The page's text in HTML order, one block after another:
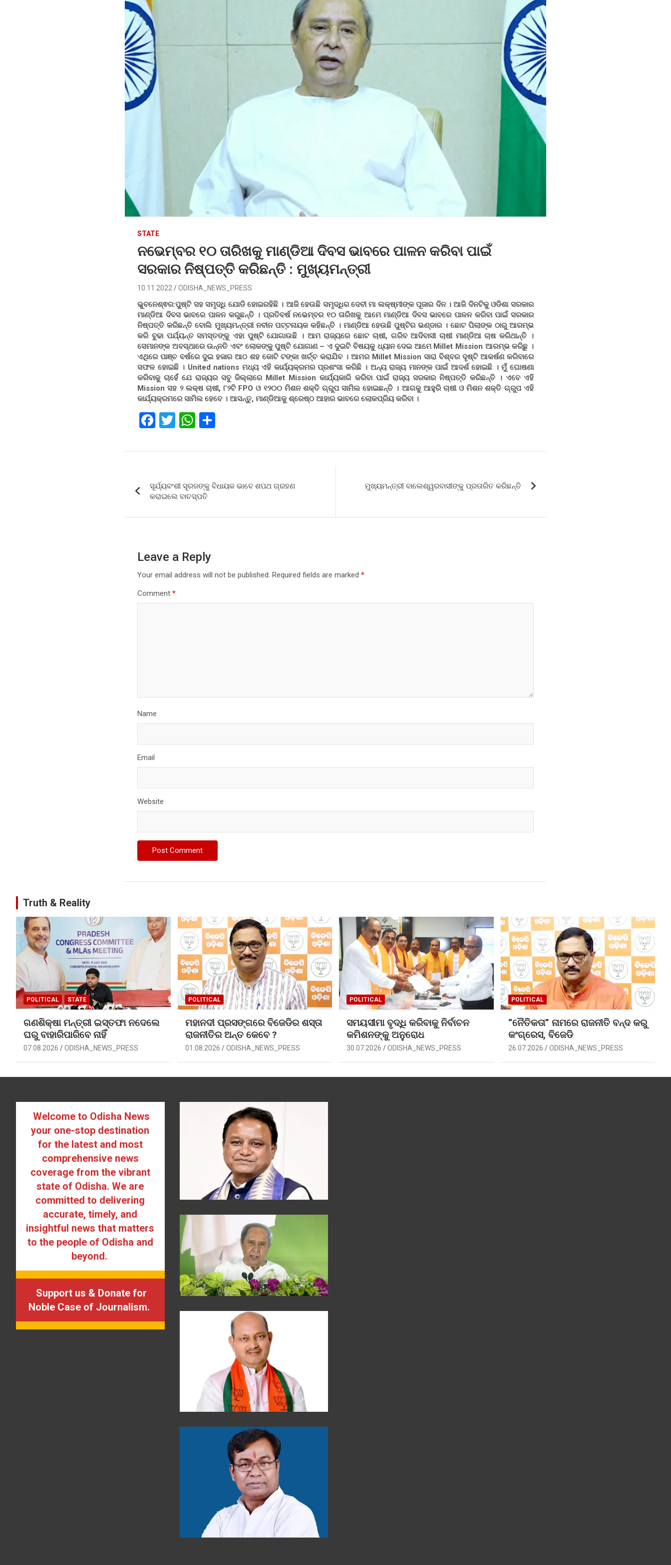
STATE
ନଭେମ୍ବର ୧୦ ତାରିଖକୁ ମାଣ୍ଡିଆ ଦିବସ ଭାବରେ ପାଳନ କରିବା ପାଇଁ
ସରକାର ନିଷ୍ପତ୍ତି କରିଛନ୍ତି : ମୁଖ୍ୟମନ୍ତ୍ରୀ
10.11.2022 ODISHA_NEWS_PRESS
ଭୁବନେଶ୍ଵର:ପୁଷ୍ଟି ସହ ସମୃଦ୍ଧି ଯୋଡି ହୋଇରହିଛି । ଆଜି ହେଉଛି ସମୃଦ୍ଧିର ଦେବୀ ମା ଲକ୍ଷ୍ମୀଙ୍କ ପୂଜାର ଦିନ । ଆଜି ଦିନଟିକୁ ଓଡିଶା ସରକାର
ମାଣ୍ଡିଆ ଦିବସ ଭାବରେ ପାଳନ କରୁଛନ୍ତି । ପ୍ରତିବର୍ଷ ନଭେମ୍ବର ୧୦ ତାରିଖକୁ ଆମେ ମାଣ୍ଡିଆ ଦିବସ ଭାବରେ ପାଳନ କରିବା ପାଇଁ ସରକାର
ନିଷ୍ପତ୍ତି କରିଛନ୍ତି ବୋଲି ମୁଖ୍ୟମନ୍ତ୍ରୀ ନବୀନ ପଟ୍ଟନାୟକ କହିଛନ୍ତି । ମାଣ୍ଡିଆ ହେଉଛି ପୁଷ୍ଟିର ଭଣ୍ଡାର । ଛୋଟ ପିଲାଙ୍କ ଠାରୁ ଆରମ୍ଭ
କରି ବୁଢା ପର୍ଯ୍ୟନ୍ତ ସମସ୍ତଙ୍କୁ ଏହା ପୁଷ୍ଟି ଯୋଗାଉଛି । ଆମ ରାଜ୍ୟରେ ଛୋଟ ଚାଷୀ, ଗରିବ ଆଦିବାସୀ ଚାଷୀ ମାଣ୍ଡିଆ ଚାଷ କରିଥାନ୍ତି ।
ସେମାନଙ୍କ ଅବସ୍ଥାରେ ଉନ୍ନତି ଏବଂ ଲୋକଙ୍କୁ ପୁଷ୍ଟି ଯୋଗାଣ – ଏ ଦୁଇଟି ବିଷୟକୁ ଧ୍ୟାନ ଦେଇ ଆମେ Millet Mission ଆରମ୍ଭ କରିଛୁ ।
ଏଥିରେ ପାଞ୍ଚ ବର୍ଷରେ ଦୁଇ ହଜାର ଆଠ ଶହ କୋଟି ଟଙ୍କା ଖର୍ଚ୍ଚ କରାଯିବ । ଆମର Millet Mission ସାରା ବିଶ୍ବର ଦୃଷ୍ଟି ଆକର୍ଷଣ କରିବାରେ
ସଫଳ ହୋଇଛି । United nations ମଧ୍ୟ ଏହି କାର୍ଯ୍ୟକ୍ରମର ପ୍ରଶଂସା କରିଛି । ଅନ୍ୟ ରାଜ୍ୟ ମାନଙ୍କ ପାଇଁ ଆଦର୍ଶ ହୋଇଛି । ମୁଁ ଘୋଷଣା
କରିବାକୁ ଚାହେଁ ଯେ ରାଜ୍ୟର ସବୁ ଜିଲ୍ଲାରେ Millet Mission କାର୍ଯ୍ୟକାରି କରିବା ପାଇଁ ରାଜ୍ୟ ସରକାର ନିଷ୍ପତ୍ତି କରିଛନ୍ତି । ଏବେ ଏହି
Mission ସହ ୨ ଲକ୍ଷ ଚାଷୀ, ୮୨ଟି FPO ଓ ୧୨୦୦ ମିଶନ ଶକ୍ତି ଗ୍ରୁପ ସାମିଲ ହୋଇଛନ୍ତି । ଆଗକୁ ଆହୁରି ଚାଷୀ ଓ ମିଶନ ଶକ୍ତି ଗ୍ରୁପ ଏହି
କାର୍ଯ୍ୟକ୍ରମରେ ସାମିଲ ହେବେ । ଆସନ୍ତୁ, ମାଣ୍ଡିଆକୁ ଶ୍ରେଷ୍ଠ ଆହାର ଭାବରେ ଲୋକପ୍ରିୟ କରିବା ।
F
ce
o
o
k
T
tt
W
at
A
p
p
ar
navigation
ସୂର୍ଯ୍ୟବଂଶୀ ସୂରଜଙ୍କୁ ବିଧାୟକ ଭାବେ ଶପଥ ଗ୍ରହଣ
କରାଇଲେ ବାଚସ୍ପତି
ମୁଖ୍ୟମନ୍ତ୍ରୀ ବାଲେଶ୍ୱରବାସୀଙ୍କୁ ପ୍ରତାରିତ କରିଛନ୍ତି
Leave a Reply
Your email address will not be published. Required fields are marked*
Comment*
Name
Email
Website
Truth & Reality
POLITICAL STATE
ଗଣଶିକ୍ଷା ମନ୍ତ୍ରୀ ଇସ୍ତଫା ନଦେଲେ
ଘରୁ ବାହାରିପାରିବେ ନାହିଁ
07.08.2026 ODISHA_NEWS_PRESS
POLITICAL
ମହାନଦୀ ପ୍ରସଙ୍ଗରେ ବିଜେଡିର ଶସ୍ତା
ରାଜନୀତିର ଅନ୍ତ କେବେ ?
01.08.2026 ODISHA_NEWS_PRESS
POLITICAL
ସମୟସୀମା ବୃଦ୍ଧି କରିବାକୁ ନିର୍ବାଚନ
କମିଶନଙ୍କୁ ଅନୁରୋଧ
30.07.2026 ODISHA_NEWS_PRESS
POLITICAL
“ନୈତିକତା” ନାମରେ ରାଜନୀତି ବନ୍ଦ କରୁ
କଂଗ୍ରେସ, ବିଜେଡି
26.07.2026 ODISHA_NEWS_PRESS
Welcome to Odisha News
your one-stop destination
for the latest and most
comprehensive news
coverage from the vibrant
state of Odisha. We are
committed to delivering
accurate, timely, and
insightful news that matters
to the people of Odisha and
beyond.
Support us & Donate for
Noble Case of Journalism.